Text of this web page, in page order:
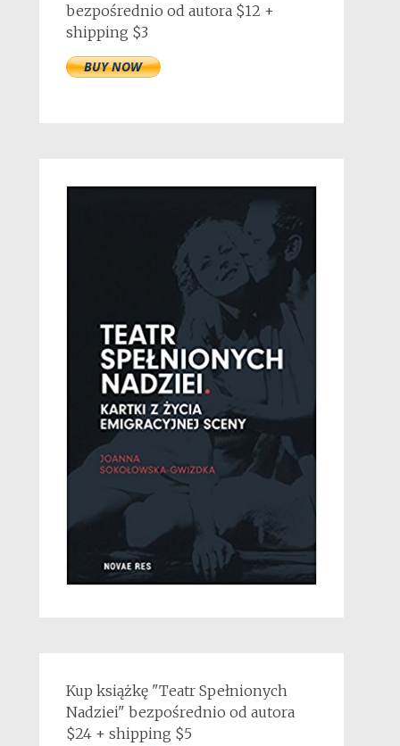
bezpośrednio od autora $12 +
shipping $3
Kup książkę "Teatr Spełnionych
Nadziei" bezpośrednio od autora
$24 + shipping $5